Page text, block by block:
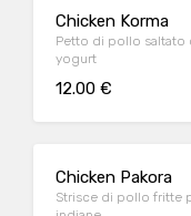
Chicken Korma
Petto di pollo saltato
yogurt
12.00 €
Chicken Pakora
Strisce di pollo fritte